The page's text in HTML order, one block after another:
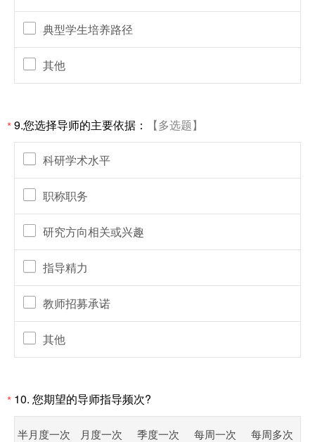
典型学生培养路径
其他
*9.您选择导师的主要依据： 【多选题】
科研学术水平
职称职务
研究方向相关或兴趣
指导精力
教师招募承诺
其他
* 10. 您期望的导师指导频次?
半月度一次 月度一次 季度一次 每周一次 每周多次